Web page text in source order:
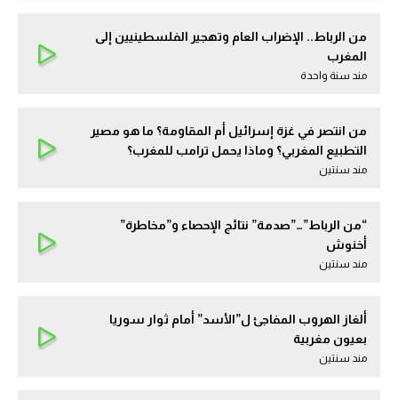
من الرباط.. الإضراب العام وتهجير الفلسطينيين إلى
المغرب
مند سنة واحدة
من انتصر في غزة إسرائيل أم المقاومة؟ ما هو مصير
التطبيع المغربي؟ وماذا يحمل ترامب للمغرب؟
مند سنتين
“من الرباط”…”صدمة” نتائج الإحصاء و”مخاطرة”
أخنوش
مند سنتين
ألغاز الهروب المفاجئ ل”الأسد” أمام ثوار سوريا
بعيون مغربية
مند سنتين